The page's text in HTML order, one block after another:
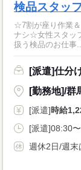
検品スタッ
☆7割が座り作業
ナシ☆女性スタッ
扱う検品のお仕事
[派遣]仕分
[勤務地]/群
[派遣]時給
[派遣]08:30